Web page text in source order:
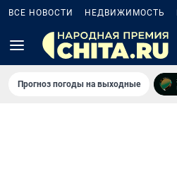
ВСЕ НОВОСТИ НЕДВИЖИМОСТЬ
Прогноз погоды на выходные